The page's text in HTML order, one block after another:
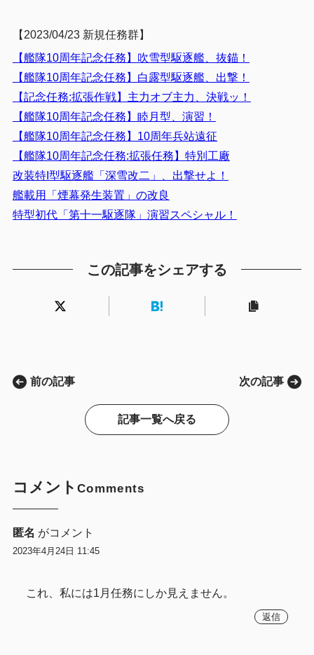
【2023/04/23 新規任務群】
【艦隊10周年記念任務】吹雪型駆逐艦、抜錨！
【艦隊10周年記念任務】白露型駆逐艦、出撃！
【記念任務:拡張作戦】主力オブ主力、決戦ッ！
【艦隊10周年記念任務】睦月型、演習！
【艦隊10周年記念任務】10周年兵站遠征
【艦隊10周年記念任務:拡張任務】特別工廠
改装特I型駆逐艦「深雪改二」、出撃せよ！
艦載用「煙幕発生装置」の改良
特型初代「第十一駆逐隊」演習スペシャル！
この記事をシェアする
前の記事
記事一覧へ戻る
次の記事
コメント Comments
匿名 がコメント
2023年4月24日 11:45
これ、私には1月任務にしか見えません。
返信